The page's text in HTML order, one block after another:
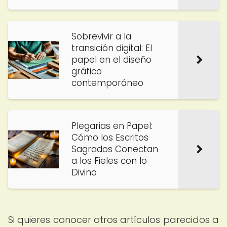
Sobrevivir a la
transición digital: El
papel en el diseño
gráfico
contemporáneo
Plegarias en Papel:
Cómo los Escritos
Sagrados Conectan
a los Fieles con lo
Divino
Si quieres conocer otros artículos parecidos a